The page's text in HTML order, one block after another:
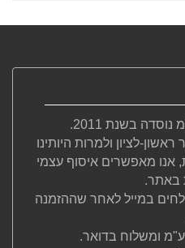
בשנת 2011.
לציון ולמרות היותינו
אנו מאפשרים איסוף עצמי
באתר.
במייל לאחר שההזמנה
ומשלוח בדואר.